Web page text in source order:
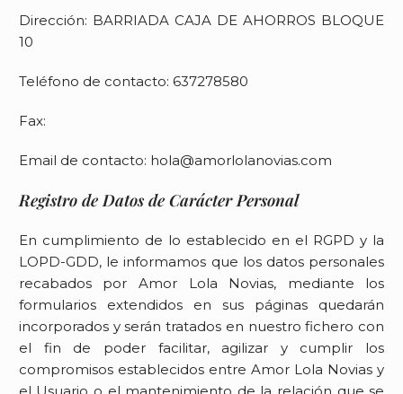
Dirección: BARRIADA CAJA DE AHORROS BLOQUE
10
Teléfono de contacto: 637278580
Fax:
Email de contacto: hola@amorlolanovias.com
Registro de Datos de Carácter Personal
En cumplimiento de lo establecido en el RGPD y la
LOPD-GDD, le informamos que los datos personales
recabados por Amor Lola Novias, mediante los
formularios extendidos en sus páginas quedarán
incorporados y serán tratados en nuestro fichero con
el fin de poder facilitar, agilizar y cumplir los
compromisos establecidos entreAmor Lola Novias y